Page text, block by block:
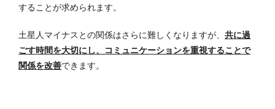
することが求められます。
土星人マイナスとの関係はさらに難しくなりますが、 共に過
ごす時間を大切にし、コミュニケーションを重視することで
関係を改善できます。